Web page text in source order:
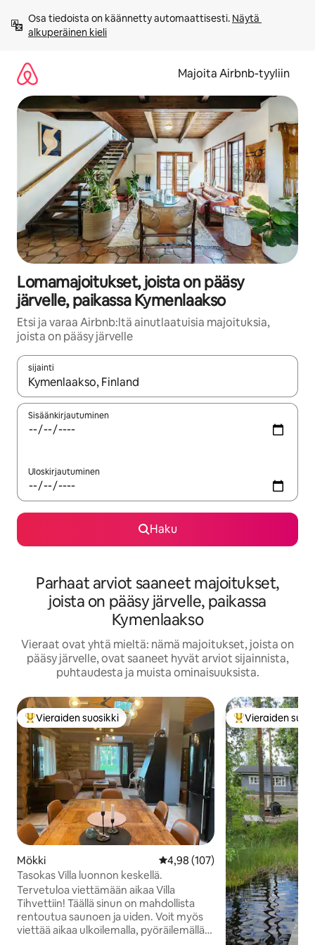
sisältö
väliin
Osa tiedoista on käännetty automaattisesti. Näytä
alkuperäinen kieli
Majoita Airbnb-tyyliin
Lomamajoitukset, joista on pääsy
järvelle, paikassa Kymenlaakso
Etsi ja varaa Airbnb:ltä ainutlaatuisia majoituksia,
joista on pääsy järvelle
sijainti
Kun tulokset ovat saatavilla, navigoi ylös- ja alas-
Sisäänkirjautuminen
Uloskirjautuminen
Haku
Parhaat arviot saaneet majoitukset,
joista on pääsy järvelle, paikassa
Kymenlaakso
Vieraat ovat yhtä mieltä: nämä majoitukset, joista on
pääsy järvelle, ovat saaneet hyvät arviot sijainnista,
puhtaudesta ja muista ominaisuuksista.
Vieraiden suosikkien parhaimmistoa
Vieraiden suosikki
Mökki Keskimääräinen arvio 4,98/5,
4,98 (107)
Tasokas Villa luonnon keskellä.
Tervetuloa viettämään aikaa Villa
Tihvettiin! Täällä sinun on mahdollista
rentoutua saunoen ja uiden. Voit myös
viettää aikaa ulkoilemalla, pyöräilemällä,
Vieraiden
Vieraiden